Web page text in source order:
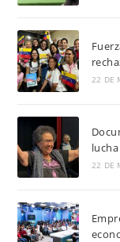
22 DE
22 DE